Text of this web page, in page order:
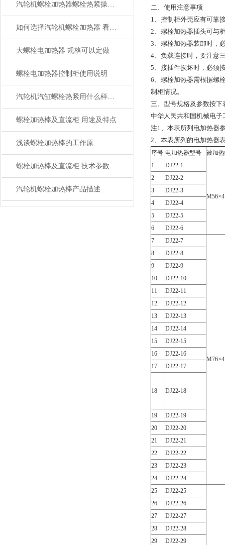
汽轮机螺栓加热器螺栓热紧操作程序
如何选择汽轮机螺栓加热器 看了规格就明白了
大螺栓电加热器 规格可以定做
螺栓电加热器控制柜使用说明
汽轮机汽缸螺栓热紧用什么样的加热器，具体操作程序如何
螺栓加热棒及直流柜 用途及特点
浅谈螺栓加热棒的工作原
螺栓加热棒及直流柜 技术参数
汽轮机螺栓加热棒产品描述
二、使用注意事项
1、控制柜外壳应有可靠
2、螺栓加热器插头可与
3、螺栓加热器装卸时，
4、负载连接时，要注意
5、接插件损坏时，必须
6、螺栓加热器需根据螺
制柜情况。
三、型号规格及参数按下
中华人民共和国机械电子
注1、本表所列电加热器
2、本表所列的电加热器
序号 电加热器型号
被加
1
DJ22-1
M56×4
2
DJ22-2
3
DJ22-3
4
DJ22-4
5
DJ22-5
6
DJ22-6
7
DJ22-7
M76×4
8
DJ22-8
9
DJ22-9
10
DJ22-10
11
DJ22-11
12
DJ22-12
13
DJ22-13
14
DJ22-14
15
DJ22-15
16
DJ22-16
17
DJ22-17
18 DJ22-18
19
DJ22-19
20
DJ22-20
21
DJ22-21
22
DJ22-22
23
DJ22-23
24
DJ22-24
25
DJ22-25
26
DJ22-26
27
DJ22-27
28
DJ22-28
29
DJ22-29